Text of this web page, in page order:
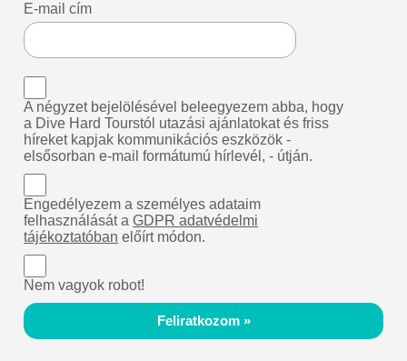
E-mail cím
A négyzet bejelölésével beleegyezem abba, hogy
a Dive Hard Tourstól utazási ajánlatokat és friss
híreket kapjak kommunikációs eszközök -
elsősorban e-mail formátumú hírlevél, - útján.
Engedélyezem a személyes adataim
felhasználását aGDPR adatvédelmi
tájékoztatóban előírt módon.
Nem vagyok robot!
Feliratkozom »